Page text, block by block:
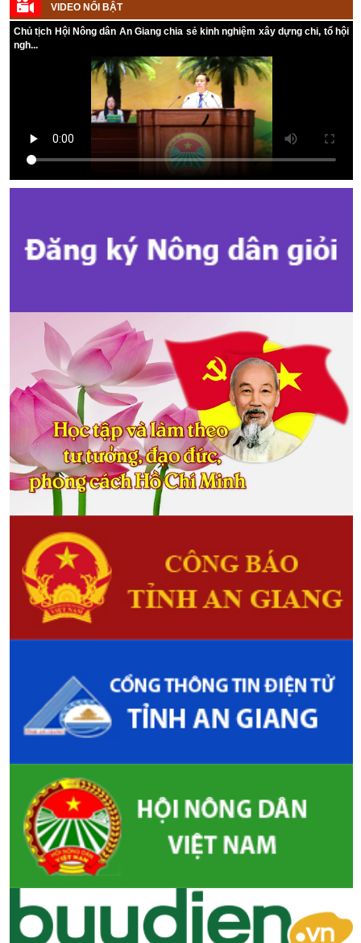
Kế hoạch tổ chức Hội chợ triển lãm Nông nghiệp - Thương mại sản
phẩm nông thôn tiêu biểu tỉnh An Giang năm 2026
Kế hoạch tổ chức đợt cao điểm tuyên truyền cuộc bầu cử ĐB Quốc
hội khóa XVI và ĐB Hội đồng nhân dân các cấp nhiệm kỳ 2026 - 2031
Hướng dẫn tuyên truyền Đại hội Hội Nông dân các cấp và Đại hội
đại biểu toàn quốc Hội Nông dân Việt Nam lần thứ IX, nhiệm kỳ 2026
Hướng dẫn tuyên truyền cuộc bầu cử ĐB Quốc hội khóa XVI và ĐB
VIDEO NỔI BẬT
Chủ tịch Hội Nông dân An Giang chia sẻ kinh nghiệm xây dựng chi, tổ hội
ngh...